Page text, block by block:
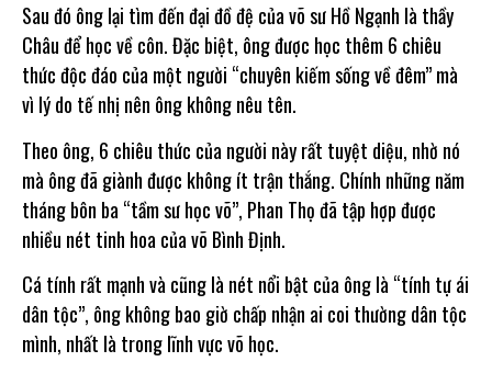
Sau đó ông lại tìm đến đại đồ đệ của võ sư Hồ Ngạnh là thầy
Châu để học về côn. Đặc biệt, ông được học thêm 6 chiêu
thức độc đáo của một người “chuyên kiếm sống về đêm” mà
vì lý do tế nhị nên ông không nêu tên.
Theo ông, 6 chiêu thức của người này rất tuyệt diệu, nhờ nó
mà ông đã giành được không ít trận thắng. Chính những năm
tháng bôn ba “tầm sư học võ”, Phan Thọ đã tập hợp được
nhiều nét tinh hoa của võ Bình Định.
Cá tính rất mạnh và cũng là nét nổi bật của ông là “tính tự ái
dân tộc”, ông không bao giờ chấp nhận ai coi thường dân tộc
mình, nhất là trong lĩnh vực võ học.